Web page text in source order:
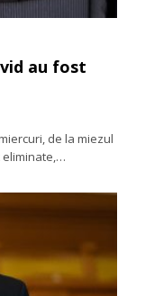
au fost
de la miezul
eliminate,…